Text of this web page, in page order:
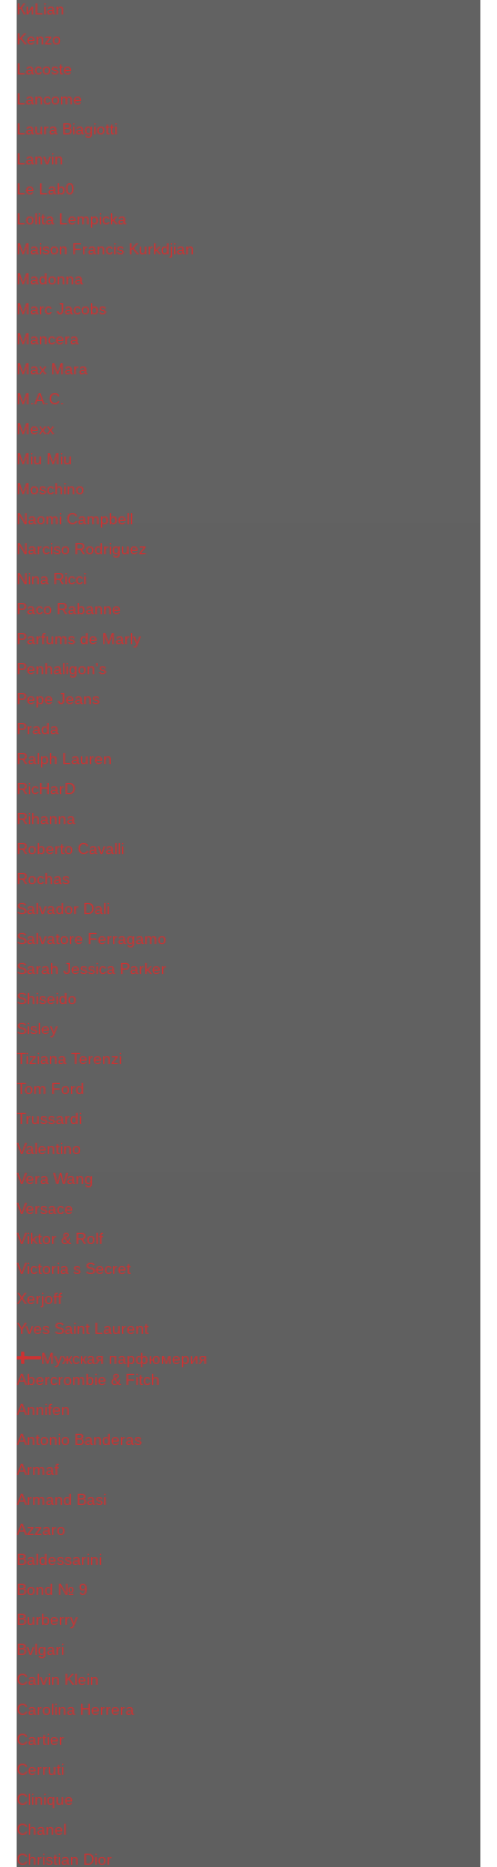
КиLian
Kenzo
Lacoste
Lancome
Laura Biagiotti
Lanvin
Lе Lab0
Lolita Lempicka
Maison Francis Kurkdjian
Madonna
Marc Jacobs
Mancera
Max Mara
M.А.C.
Mexx
Miu Miu
Mоsсhino
Naomi Campbell
Narciso Rodriguez
Nina Ricci
Paco Rabanne
Parfums de Marly
Penhaligon's
Pepe Jeans
Prada
Ralph Lauren
RicHarD
Rihanna
Roberto Cavalli
Rochas
Salvador Dali
Salvatore Ferragamo
Sarah Jessica Parker
Shiseido
Sisley
Tiziana Terenzi
Tom Ford
Trussardi
Valentino
Vera Wang
Versace
Viktor & Rolf
Victoria s Secret
Xerjoff
Yves Saint Laurent
Мужская парфюмерия
Abercrombie & Fitch
Annifen
Antonio Banderas
Armaf
Armand Basi
Azzaro
Baldessarini
Bond № 9
Burberry
Bvlgari
Calvin Klein
Carolina Herrera
Cartier
Cerruti
Сliniquе
Chanel
Christian Dior